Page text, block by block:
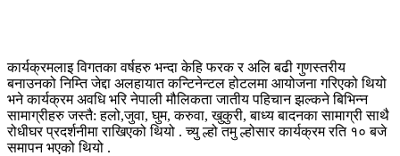
कार्यक्रमलाइ विगतका वर्षहरु भन्दा केहि फरक र अलि बढी गुणस्तरीय
बनाउनको निम्ति जेद्दा अलहायात कन्टिनेन्टल होटलमा आयोजना गरिएको थियो
भने कार्यक्रम अवधि भरि नेपाली मौलिकता जातीय पहिचान झल्कने बिभिन्न
सामाग्रीहरु जस्तै: हलो,जुवा, घुम, करुवा, खुकुरी, बाध्य बादनका सामाग्री साथै
रोधीघर प्रदर्शनीमा राखिएको थियो . च्यु ल्हो तमु ल्होसार कार्यक्रम रति १० बजे
समापन भएको थियो .